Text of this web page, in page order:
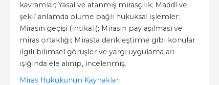
kavramlar; Yasal ve atanmış mirasçılık; Maddî ve
şeklî anlamda ölüme bağlı hukuksal işlemler;
Mirasın geçişi (intikali); Mirasın paylaşılması ve
miras ortaklığı; Mirasta denkleştirme gibi konular
ilgili bilimsel görüşler ve yargı uygulamaları
ışığında ele alınıp, incelenmiş.
Miras Hukukunun Kaynakları